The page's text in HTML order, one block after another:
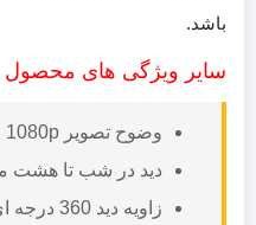
باشد.
سایر ویژگی های محصول
وضوح تصویر HD 1080p
دید در شب تا هشت
زاویه دید 360 درجه ای